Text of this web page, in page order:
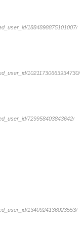
1884898875101007/
10211730663934730/
729958403843642/
1340924136023553/